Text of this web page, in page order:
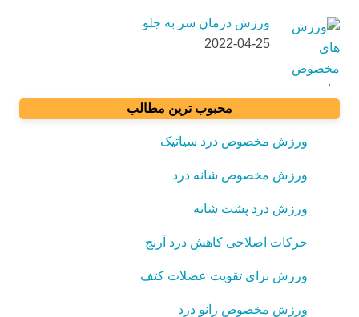
ورزش درمان سر به جلو
2022-04-25
محبوب ترین مطالب
ورزش مخصوص درد سیاتیک
ورزش مخصوص شانه درد
ورزش درد پشت شانه
حرکات اصلاحی کاهش درد آرنج
ورزش برای تقویت عضلات کتف
ورزش مخصوص زانو درد